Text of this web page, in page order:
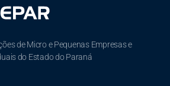
de Micro e Pequenas Empresas e
do Estado do Paraná